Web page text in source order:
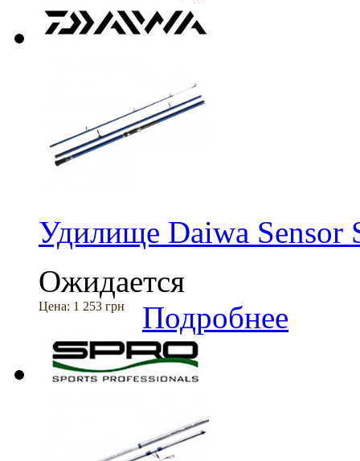
Удилище Daiwa Sensor
Ожидается
Цена: 1 253 грн Подробнее